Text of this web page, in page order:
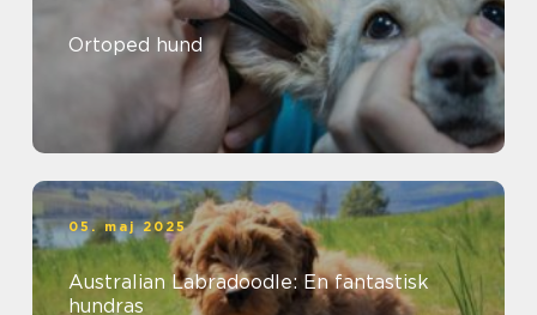
Ortoped hund
05. maj 2025
Australian Labradoodle: En fantastisk
hundras